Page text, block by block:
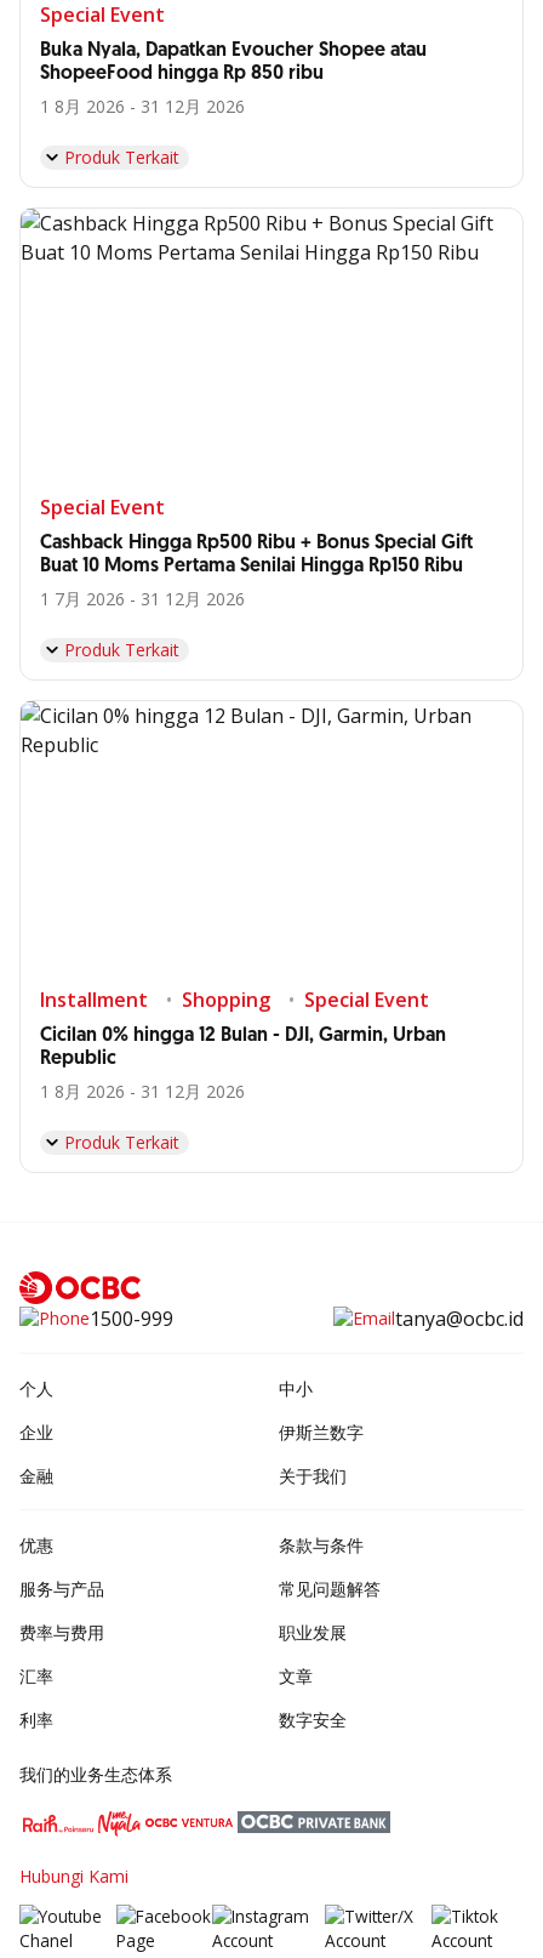
Special Event
Buka Nyala, Dapatkan Evoucher Shopee atau
ShopeeFood hingga Rp 850 ribu
1 8月 2026 - 31 12月 2026
Produk Terkait
Special Event
Cashback Hingga Rp500 Ribu + Bonus Special Gift
Buat 10 Moms Pertama Senilai Hingga Rp150 Ribu
1 7月 2026 - 31 12月 2026
Produk Terkait
Installment Shopping Special Event
Cicilan 0% hingga 12 Bulan - DJI, Garmin, Urban
Republic
1 8月 2026 - 31 12月 2026
Produk Terkait
1500-999 tanya@ocbc.id
个人
中小
企业
伊斯兰数字
金融
关于我们
优惠
服务与产品
费率与费用
汇率
利率
条款与条件
常见问题解答
职业发展
文章
数字安全
我们的业务生态体系
Hubungi Kami